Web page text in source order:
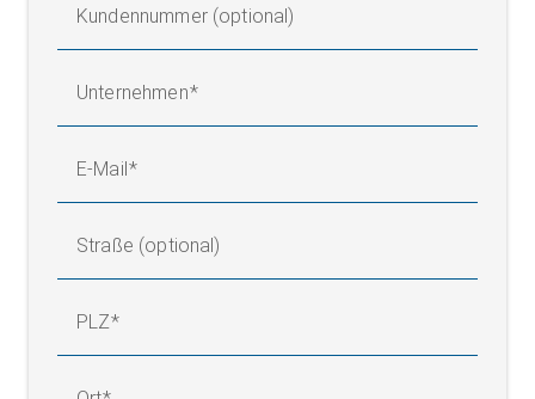
Kundennummer (optional)
Unternehmen
E-Mail
Straße (optional)
PLZ